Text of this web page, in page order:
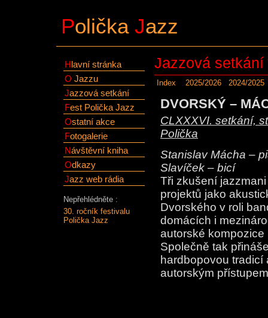
Polička Jazz
Hlavní stránka
O Jazzu
Jazzová setkání
Fest Polička Jazz
Ostatní akce
Fotogalerie
Návštěvní kniha
Odkazy
Jazz web rádia
Nepřehlédněte :
30. ročník festivalu
Polička Jazz
Jazzová setkání
Index 2025/2026 2024/2025
DVORSKÝ –
CLXXXVI. setkání,
Polička
Stanislav Mácha –
Slavíček – bicí
Tři zkušení
projektů jako
Dvorského v roli
domácích i
autorské
Společně tak
hardbopovou
autorským